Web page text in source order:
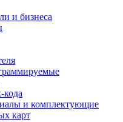
и бизнеса
и комплектующие
карт